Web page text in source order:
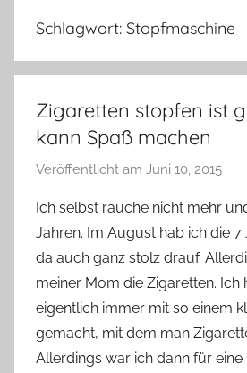
Lifestyle,
Produkttests
vieles
mehr
Schlagwort: Stopfmaschine
Zigaretten stopfen ist
kann Spaß machen
Veröffentlicht am Juni 10, 2015
n
Y
v
o
n
n
e
Ich selbst rauche nicht mehr
Jahren. Im August hab ich die
da auch ganz stolz drauf.
meiner Mom die Zigaretten. Ich
eigentlich immer mit so einem
gemacht, mit dem man
Allerdings war ich dann für eine